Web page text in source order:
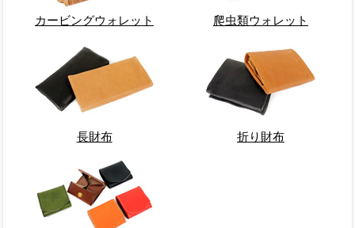
カービングウォレット 爬虫類ウォレット
長財布 折り財布